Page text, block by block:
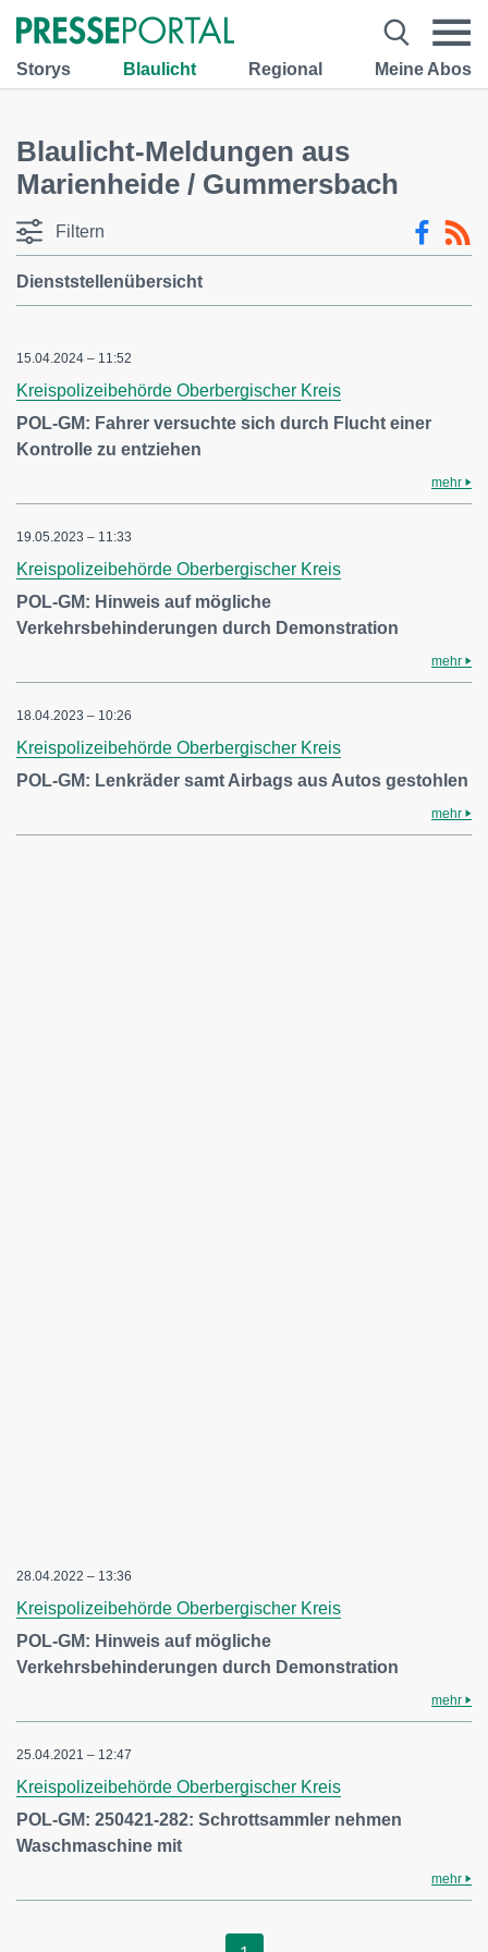
Storys Blaulicht Regional Meine Abos
Blaulicht-Meldungen aus
Marienheide / Gummersbach
Filtern
Dienststellenübersicht
15.04.2024 – 11:52
Kreispolizeibehörde Oberbergischer Kreis
POL-GM: Fahrer versuchte sich durch Flucht einer
Kontrolle zu entziehen
mehr
19.05.2023 – 11:33
Kreispolizeibehörde Oberbergischer Kreis
POL-GM: Hinweis auf mögliche
Verkehrsbehinderungen durch Demonstration
mehr
18.04.2023 – 10:26
Kreispolizeibehörde Oberbergischer Kreis
POL-GM: Lenkräder samt Airbags aus Autos gestohlen
mehr
28.04.2022 – 13:36
Kreispolizeibehörde Oberbergischer Kreis
POL-GM: Hinweis auf mögliche
Verkehrsbehinderungen durch Demonstration
mehr
25.04.2021 – 12:47
Kreispolizeibehörde Oberbergischer Kreis
POL-GM: 250421-282: Schrottsammler nehmen
Waschmaschine mit
mehr